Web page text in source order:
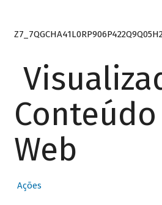
Web
Ações